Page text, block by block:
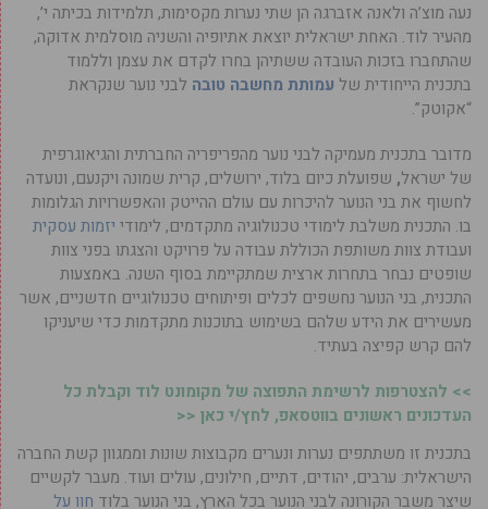
נעה מוצ’ה ולאנה אזברגה הן שתי נערות מקסימות, תלמידות בכיתה י’,
מהעיר לוד. האחת ישראלית יוצאת אתיופיה והשניה מוסלמית אדוקה,
שהתחברו בזכות העובדה ששתיהן בחרו לקדם את עצמן וללמוד
בתכנית הייחודית של עמותת מחשבה טובה לבני נוער שנקראת
“אקוטק”.
מדובר בתכנית מעמיקה לבני נוער מהפריפריה החברתית והגיאוגרפית
של ישראל, שפועלת כיום בלוד, ירושלים, קרית שמונה ויקנעם, ונועדה
לחשוף את בני הנוער להיכרות עם עולם ההייטק והאפשרויות הגלומות
בו. התכנית משלבת לימודי טכנולוגיה מתקדמים, לימודי יזמות עסקית
ועבודת צוות משותפת הכוללת עבודה על פרויקט והצגתו בפני צוות
שופטים נבחר בתחרות ארצית שמתקיימת בסוף השנה. באמצעות
התכנית, בני הנוער נחשפים לכלים ופיתוחים טכנולוגיים חדשניים, אשר
מעשירים את הידע שלהם בשימוש בתוכנות מתקדמות כדי שיעניקו
להם קרש קפיצה בעתיד.
>> להצטרפות לרשימת התפוצה של מקומונט לוד וקבלת כל
העדכונים ראשונים בווטסאפ, לחץ/י כאן <<
בתכנית זו משתתפים נערות ונערים מקבוצות שונות וממגוון קשת החברה
הישראלית: ערבים, יהודים, דתיים, חילונים, עולים ועוד. מעבר לקשיים
שיצר משבר הקורונה לבני הנוער בכל הארץ, בני הנוער בלוד חוו על